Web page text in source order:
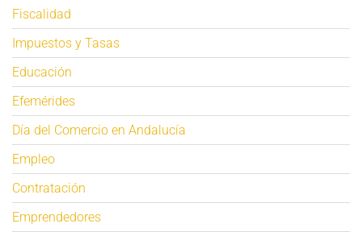
Fiscalidad
Impuestos y Tasas
Educación
Efemérides
Día del Comercio en Andalucía
Empleo
Contratación
Emprendedores